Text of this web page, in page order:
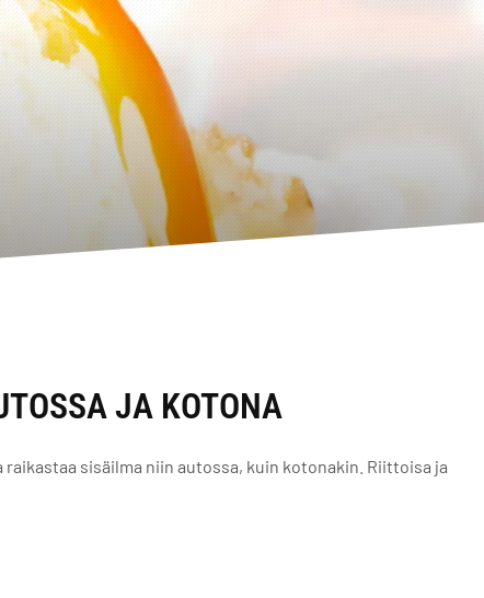
JA KOTONA
sisäilma niin autossa, kuin kotonakin. Riittoisa ja